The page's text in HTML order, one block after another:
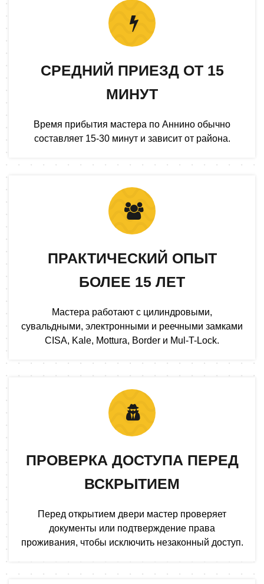
СРЕДНИЙ ПРИЕЗД ОТ 15
МИНУТ
Время прибытия мастера по Аннино обычно
составляет 15-30 минут и зависит от района.
ПРАКТИЧЕСКИЙ ОПЫТ
БОЛЕЕ 15 ЛЕТ
Мастера работают с цилиндровыми,
сувальдными, электронными и реечными замками
CISA, Kale, Mottura, Border и Mul-T-Lock.
ПРОВЕРКА ДОСТУПА ПЕРЕД
ВСКРЫТИЕМ
Перед открытием двери мастер проверяет
документы или подтверждение права
проживания, чтобы исключить незаконный доступ.